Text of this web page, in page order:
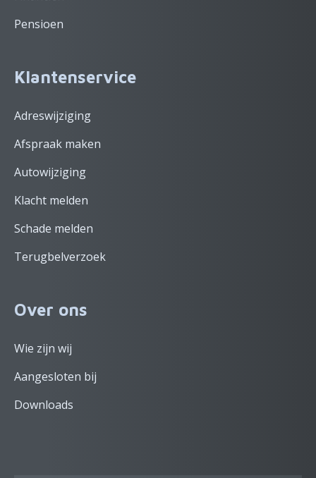
Pensioen
Klantenservice
Adreswijziging
Afspraak maken
Autowijziging
Klacht melden
Schade melden
Terugbelverzoek
Over ons
Wie zijn wij
Aangesloten bij
Downloads